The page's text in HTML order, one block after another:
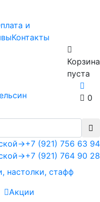
и
Контакты
Корзина
пуста
0
+7 (921) 756 63 94
+7 (921) 764 90 28
→
→
настолки, стафф
Акции